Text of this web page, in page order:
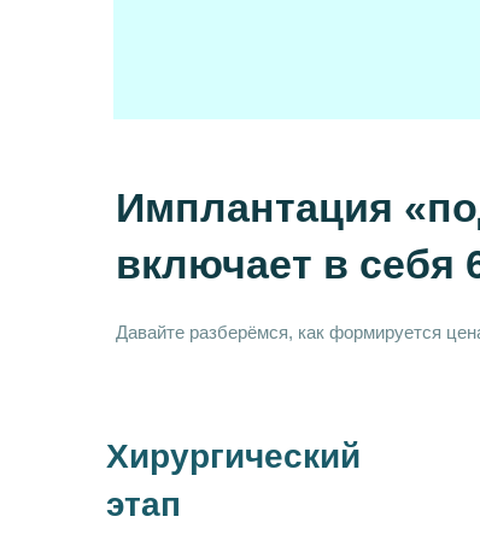
Имплантация
включает в себя
Давайте разберёмся, как формируется
Хирургический
этап